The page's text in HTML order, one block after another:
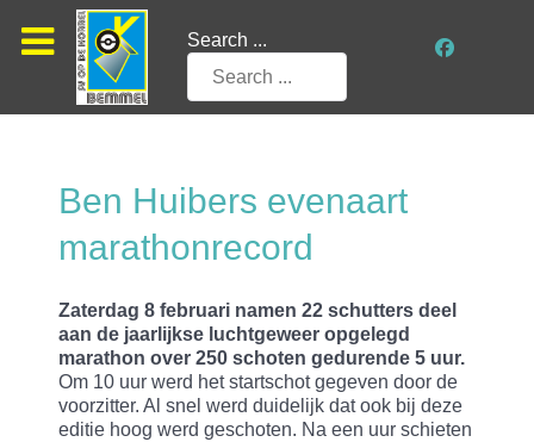
Search ...
Ben Huibers evenaart
marathonrecord
Zaterdag 8 februari namen 22 schutters deel
aan de jaarlijkse luchtgeweer opgelegd
marathon over 250 schoten gedurende 5 uur.
Om 10 uur werd het startschot gegeven door de
voorzitter. Al snel werd duidelijk dat ook bij deze
editie hoog werd geschoten. Na een uur schieten